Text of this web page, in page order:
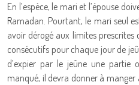
En l’espèce, le mari et l’épouse
Ramadan. Pourtant, le mari seul
avoir dérogé aux limites prescrites
consécutifs pour chaque jour de
d’expier par le jeûne une
manqué, il devra donner à